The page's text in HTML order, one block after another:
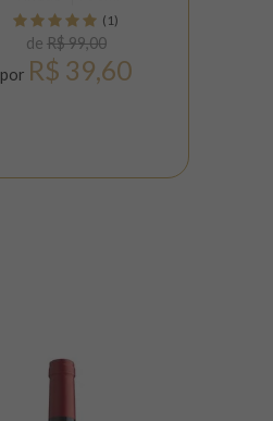
(1)
de R$ 99,00
por R$ 39,60